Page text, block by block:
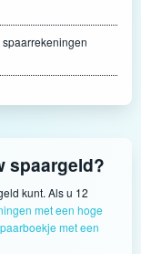
spaarrekeningen
spaargeld?
kunt. Als u 12
met een hoge
met een